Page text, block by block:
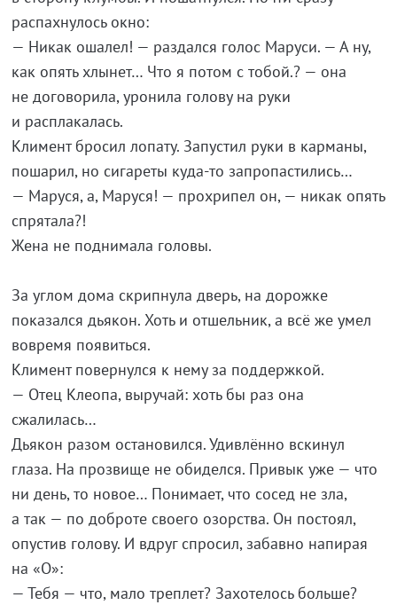
распахнулось окно:
— Никак ошалел! — раздался голос Маруси. — А ну,
как опять хлынет… Что я потом с тобой.? — она
не договорила, уронила голову на руки
и расплакалась.
Климент бросил лопату. Запустил руки в карманы,
пошарил, но сигареты куда-то запропастились…
— Маруся, а, Маруся! — прохрипел он, — никак опять
спрятала?!
Жена не поднимала головы.
За углом дома скрипнула дверь, на дорожке
показался дьякон. Хоть и отшельник, а всё же умел
вовремя появиться.
Климент повернулся к нему за поддержкой.
— Отец Клеопа, выручай: хоть бы раз она
сжалилась…
Дьякон разом остановился. Удивлённо вскинул
глаза. На прозвище не обиделся. Привык уже — что
ни день, то новое… Понимает, что сосед не зла,
а так — по доброте своего озорства. Он постоял,
опустив голову. И вдруг спросил, забавно напирая
на «О»:
— Тебя — что, мало треплет? Захотелось больше?